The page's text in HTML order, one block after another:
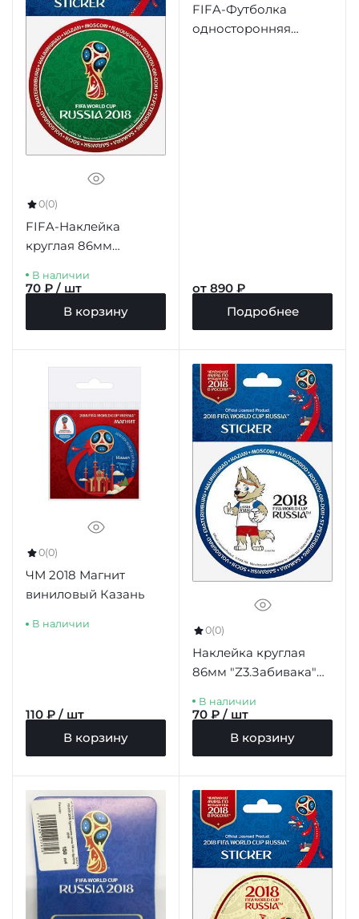
0(0)
FIFA-Наклейка
круглая 86мм
ЧМ-2018" зеленый
фон красный борт
В наличии
70 ₽ / шт
В корзину
FIFA-Футболка
односторонняя
от 890 ₽
Подробнее
0(0)
ЧМ 2018 Магнит
виниловый Казань
В наличии
110 ₽ / шт
В корзину
0(0)
Наклейка круглая
86мм "Z3.Забивака"
борт
В наличии
70 ₽ / шт
В корзину